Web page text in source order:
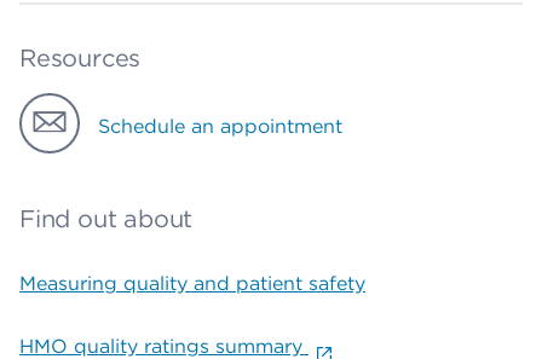
Resources
Schedule an appointment
Find out about
Measuring quality and patient safety
HMO quality ratings summary